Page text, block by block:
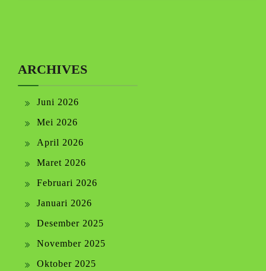
ARCHIVES
Juni 2026
Mei 2026
April 2026
Maret 2026
Februari 2026
Januari 2026
Desember 2025
November 2025
Oktober 2025